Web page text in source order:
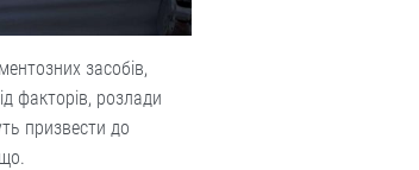
засобів,
факторів, розлади
призвести до